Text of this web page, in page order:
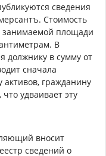
сведения
Стоимость
занимаемой площади
В
должнику в сумму от
сначала
активов, гражданину
удваивает эту
вносит
сведений о